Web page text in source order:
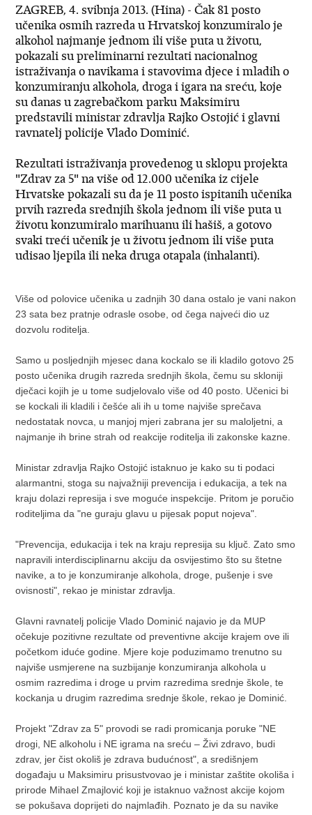
ZAGREB, 4. svibnja 2013. (Hina) - Čak 81 posto
učenika osmih razreda u Hrvatskoj konzumiralo je
alkohol najmanje jednom ili više puta u životu,
pokazali su preliminarni rezultati nacionalnog
istraživanja o navikama i stavovima djece i mladih o
konzumiranju alkohola, droga i igara na sreću, koje
su danas u zagrebačkom parku Maksimiru
predstavili ministar zdravlja Rajko Ostojić i glavni
ravnatelj policije Vlado Dominić.
Rezultati istraživanja provedenog u sklopu projekta
"Zdrav za 5" na više od 12.000 učenika iz cijele
Hrvatske pokazali su da je 11 posto ispitanih učenika
prvih razreda srednjih škola jednom ili više puta u
životu konzumiralo marihuanu ili hašiš, a gotovo
svaki treći učenik je u životu jednom ili više puta
udisao ljepila ili neka druga otapala (inhalanti).
Više od polovice učenika u zadnjih 30 dana ostalo je vani nakon
23 sata bez pratnje odrasle osobe, od čega najveći dio uz
dozvolu roditelja.
Samo u posljednjih mjesec dana kockalo se ili kladilo gotovo 25
posto učenika drugih razreda srednjih škola, čemu su skloniji
dječaci kojih je u tome sudjelovalo više od 40 posto. Učenici bi
se kockali ili kladili i češće ali ih u tome najviše sprečava
nedostatak novca, u manjoj mjeri zabrana jer su maloljetni, a
najmanje ih brine strah od reakcije roditelja ili zakonske kazne.
Ministar zdravlja Rajko Ostojić istaknuo je kako su ti podaci
alarmantni, stoga su najvažniji prevencija i edukacija, a tek na
kraju dolazi represija i sve moguće inspekcije. Pritom je poručio
roditeljima da "ne guraju glavu u pijesak poput nojeva".
"Prevencija, edukacija i tek na kraju represija su ključ. Zato smo
napravili interdisciplinarnu akciju da osvijestimo što su štetne
navike, a to je konzumiranje alkohola, droge, pušenje i sve
ovisnosti", rekao je ministar zdravlja.
Glavni ravnatelj policije Vlado Dominić najavio je da MUP
očekuje pozitivne rezultate od preventivne akcije krajem ove ili
početkom iduće godine. Mjere koje poduzimamo trenutno su
najviše usmjerene na suzbijanje konzumiranja alkohola u
osmim razredima i droge u prvim razredima srednje škole, te
kockanja u drugim razredima srednje škole, rekao je Dominić.
Projekt "Zdrav za 5" provodi se radi promicanja poruke "NE
drogi, NE alkoholu i NE igrama na sreću – Živi zdravo, budi
zdrav, jer čist okoliš je zdrava budućnost", a središnjem
događaju u Maksimiru prisustvovao je i ministar zaštite okoliša i
prirode Mihael Zmajlović koji je istaknuo važnost akcije kojom
se pokušava doprijeti do najmlađih. Poznato je da su navike